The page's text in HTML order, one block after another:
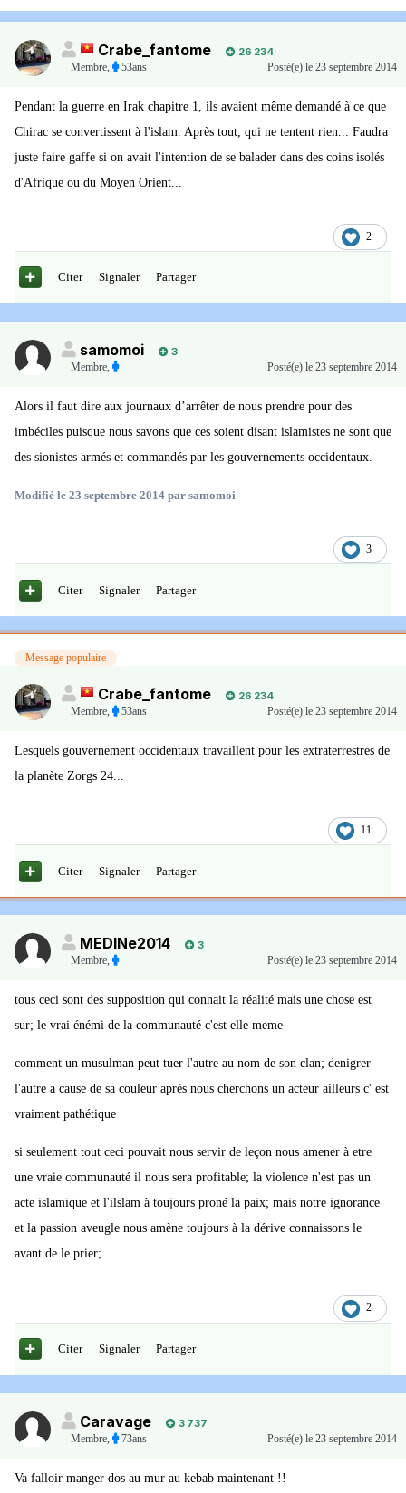
Crabe_fantome
26 234
Membre
53ans Posté(e) le 23 septembre 2014
Pendant la guerre en Irak chapitre 1, ils avaient même demandé à ce que
Chirac se convertissent à l'islam. Après tout, qui ne tentent rien... Faudra
juste faire gaffe si on avait l'intention de se balader dans des coins isolés
d'Afrique ou du Moyen Orient...
2
Citer Signaler Partager
samomoi
3
Membre, Posté(e) le 23 septembre 2014
Alors il faut dire aux journaux d’arrêter de nous prendre pour des
imbéciles puisque nous savons que ces soient disant islamistes ne sont que
des sionistes armés et commandés par les gouvernements occidentaux.
Modifié le 23 septembre 2014 par samomoi
3
Citer Signaler Partager
Message populaire
Crabe_fantome
26 234
Membre, 53ans Posté(e) le 23 septembre 2014
Lesquels gouvernement occidentaux travaillent pour les extraterrestres de
la planète Zorgs 24...
11
Citer Signaler Partager
MEDINe2014
3
Membre, Posté(e) le 23 septembre 2014
tous ceci sont des supposition qui connait la réalité mais une chose est
sur; le vrai énémi de la communauté c'est elle meme
comment un musulman peut tuer l'autre au nom de son clan; denigrer
l'autre a cause de sa couleur après nous cherchons un acteur ailleurs c' est
vraiment pathétique
si seulement tout ceci pouvait nous servir de leçon nous amener à etre
une vraie communauté il nous sera profitable; la violence n'est pas un
acte islamique et l'ilslam à toujours proné la paix; mais notre ignorance
et la passion aveugle nous amène toujours à la dérive connaissons le
avant de le prier;
2
Citer Signaler Partager
Caravage
3 737
Membre
73ans Posté(e) le 23 septembre 2014
Va falloir manger dos au mur au kebab maintenant !!